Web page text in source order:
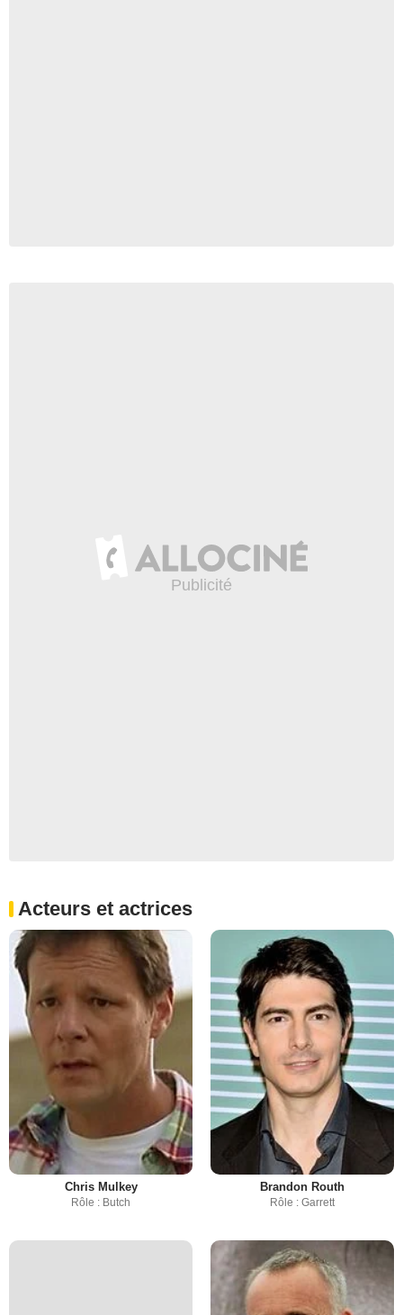
Acteurs et actrices
Chris Mulkey
Rôle : Butch
Brandon Routh
Rôle : Garrett